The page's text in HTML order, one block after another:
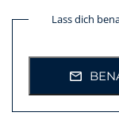
Lass dich